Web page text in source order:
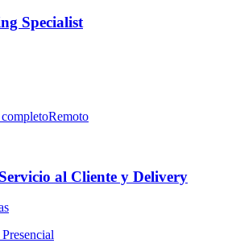
Specialist
Remoto
al Cliente y Delivery
Presencial